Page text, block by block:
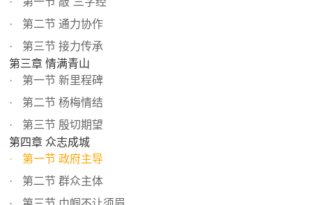
第二节 通力协作
第三节 接力传承
第三章 情满青山
第一节 新里程碑
第二节 杨梅情结
第三节 殷切期望
第四章 众志成城
第一节 政府主导
第二节 群众主体